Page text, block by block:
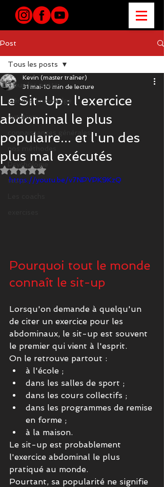
Post
Tous les posts
Général knowledge
nutrition
connaissances générales
Psychologie
tests
Tous les posts
Le Sit-Up : l'exercice
abdominal le plus
populaire... et l'un des
plus mal exécutés
Kevin (master traîner)
31 mai 10 min de lecture
Noté NaN étoiles sur 5.
https://youtu.be/v7NPVPK9KzQ
Pourquoi tout le monde
connaît le sit-up
Lorsqu'on demande à quelqu'un
de citer un exercice pour les
abdominaux, le sit-up est souvent
le premier qui vient à l'esprit.
On le retrouve partout :
à l'école ;
dans les salles de sport ;
dans les cours collectifs ;
dans les programmes de remise
en forme ;
à la maison.
Le sit-up est probablement
l'exercice abdominal le plus
pratiqué au monde.
Pourtant, sa popularité ne signifie